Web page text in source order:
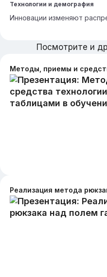
Технологии и демография
Инновации изменяют
Посмотрите и